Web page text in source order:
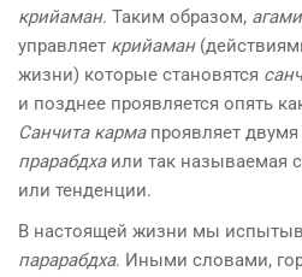
крийаман. Таким образом, агами
управляет крийаман
жизни) которые становятся
и позднее проявляется опять
Санчита кармапроявляет
прарабдхаили так называемая
или тенденции.
В настоящей жизни мы
парарабдха. Иными словами,